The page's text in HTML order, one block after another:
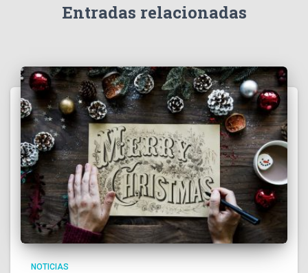
Entradas relacionadas
NOTICIAS